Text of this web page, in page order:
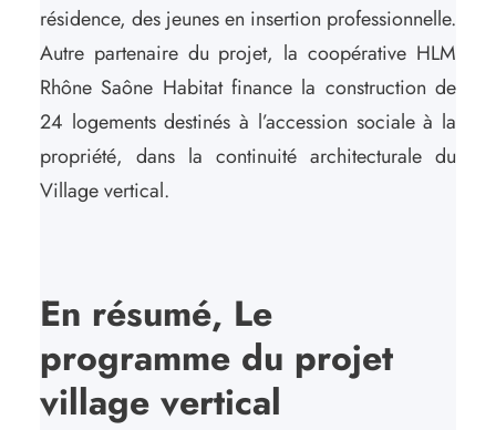
résidence, des jeunes en insertion professionnelle.
Autre partenaire du projet, la coopérative HLM
Rhône Saône Habitat finance la construction de
24 logements destinés à l’accession sociale à la
propriété, dans la continuité architecturale du
Village vertical.
En résumé, Le
programme du projet
village vertical